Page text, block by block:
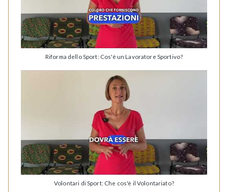
Riforma dello Sport: Cos'è un Lavoratore Sportivo?
Volontari di Sport: Che cos'è il Volontariato?